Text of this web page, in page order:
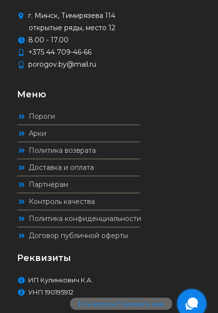
г. Минск, Тимирязева 114
открытые ряды, место 12
8.00 - 17.00
+375 44 709-46-66
porogov.by@mail.ru
Меню
Пороги
Арки
Политика возврата
Доставка и оплата
Партнёрам
Контроль качества
Политика конфиденциальности
Договор публичной оферты
Реквизиты
ИП Кулинкович К.А.
УНП 190195912
Есть вопросы? Напишите нам!